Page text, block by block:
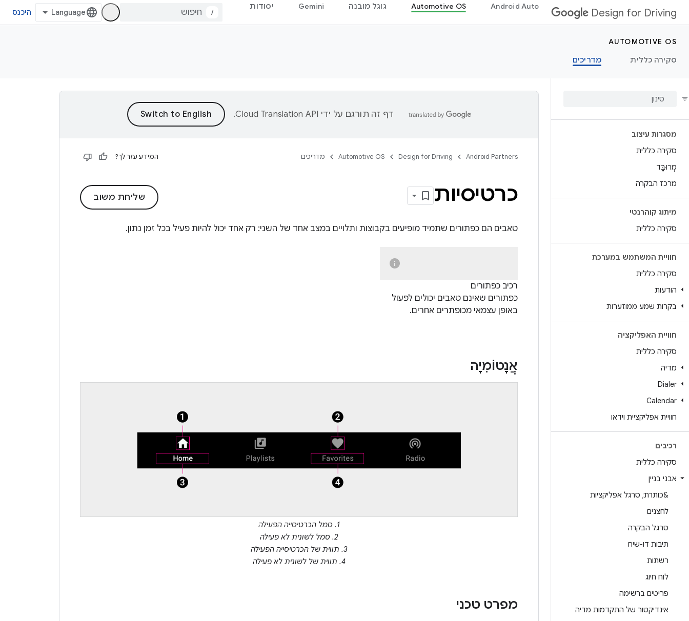
Design for Driving
Android Auto
Automotive OS גוגל מובנה Gemini יסודות
/ היכנס
AUTOMOTIVE OS
סקירה כללית
מדריכים
מסגרות עיצוב
סקירה כללית
מְרוּבָּד
מרכז הבקרה
מיתוג קוהרנטי
סקירה כללית
חוויית המשתמש במערכת
סקירה כללית
הודעות
בקרות שמע ממוזערות
חוויית האפליקציה
סקירה כללית
מדיה
Dialer
Calendar
חוויית אפליקציית וידאו
רכיבים
סקירה כללית
אבני בניין
&כותרת; סרגל אפליקציות
לחצנים
סרגל הבקרה
תיבות דו-שיח
רשתות
לוח חיוג
פריטים ברשימה
אינדיקטור של התקדמות מדיה
דף זה תורגם על ידי Cloud Translation API
.
Android Partners
Design for Driving
Automotive OS מדריכים המידע עזר לך?
שליחת משוב כרטיסיות
טאבים הם כפתורים שתמיד מופיעים בקבוצות ותלויים במצב אחד של השני: רק אחד יכול להיות פעיל בכל זמן נתון.
רכיב כפתורים
כפתורים שאינם טאבים יכולים לפעול
באופן עצמאי מכופתרים אחרים.
אֲנָטוֹמִיָה
1. סמל הכרטיסייה הפעילה
2. סמל לשונית לא פעילה
3. תווית של הכרטיסייה הפעילה
4. תווית של לשונית לא פעילה
מפרט טכני